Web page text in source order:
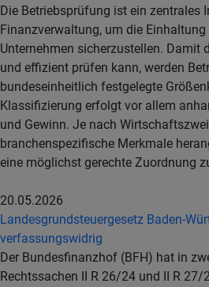
Die Betriebsprüfung ist ein zentrales
Finanzverwaltung, um die
Unternehmen sicherzustellen. Damit
und effizient prüfen kann, werden
bundeseinheitlich festgelegte
Klassifizierung erfolgt vor allem
und Gewinn. Je nach
branchenspezifische Merkmale
eine möglichst gerechte Zuordnung
20.05.2026
Landesgrundsteuergesetz Baden-
verfassungswidrig
Der Bundesfinanzhof (BFH) hat in
Rechtssachen II R 26/24 und II R